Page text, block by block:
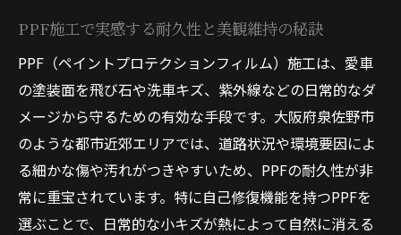
PPF施工で実感する耐久性と美観維持の秘訣
PPF（ペイントプロテクションフィルム）施工は、愛車
の塗装面を飛び石や洗車キズ、紫外線などの日常的なダ
メージから守るための有効な手段です。大阪府泉佐野市
のような都市近郊エリアでは、道路状況や環境要因によ
る細かな傷や汚れがつきやすいため、PPFの耐久性が非
常に重宝されています。特に自己修復機能を持つPPFを
選ぶことで、日常的な小キズが熱によって自然に消える